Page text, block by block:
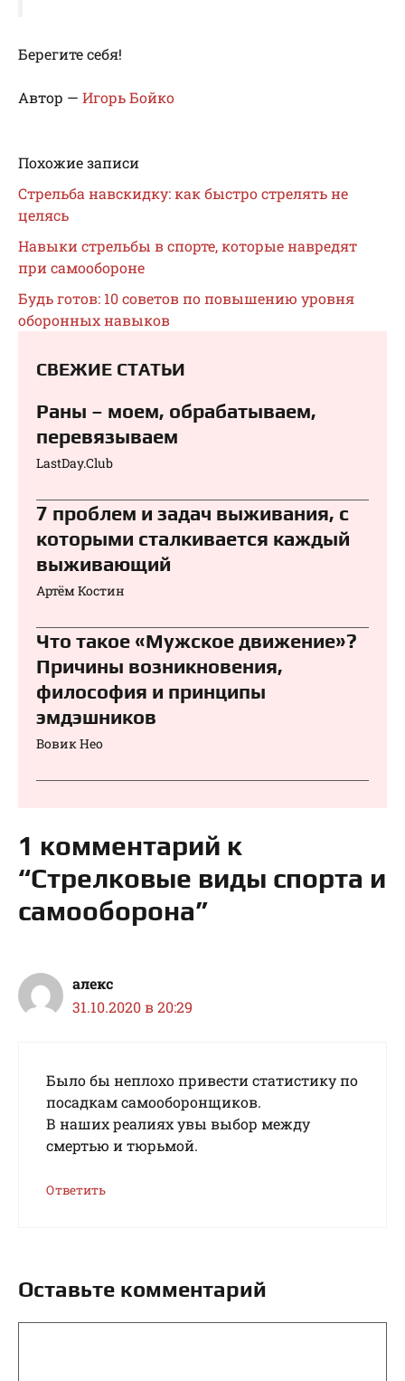
Берегите себя!
Автор — Игорь Бойко
Похожие записи
Стрельба навскидку: как быстро стрелять не
целясь
Навыки стрельбы в спорте, которые навредят
при самообороне
Будь готов: 10 советов по повышению уровня
оборонных навыков
СВЕЖИЕ СТАТЬИ
Раны – моем, обрабатываем,
перевязываем⁠⁠
LastDay.Club
7 проблем и задач выживания, с
которыми сталкивается каждый
выживающий
Артём Костин
Что такое «Мужское движение»?
Причины возникновения,
философия и принципы
эмдэшников
Вовик Нео
1 комментарий к
“Стрелковые виды спорта и
самооборона”
алекс
31.10.2020 в 20:29
Было бы неплохо привести статистику по
посадкам самооборонщиков.
В наших реалиях увы выбор между
смертью и тюрьмой.
Ответить
Оставьте комментарий